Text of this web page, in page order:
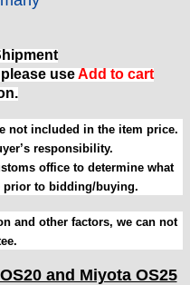
useAdd to cart
not included in the item price.
responsibility.
office to determine what
prior to bidding/buying.
and other factors, we can not
and Miyota OS25